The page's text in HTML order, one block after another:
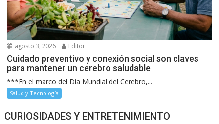
agosto 3, 2026 Editor
Cuidado preventivo y conexión social son claves
para mantener un cerebro saludable
***En el marco del Día Mundial del Cerebro,...
Salud y Tecnología
CURIOSIDADES Y ENTRETENIMIENTO